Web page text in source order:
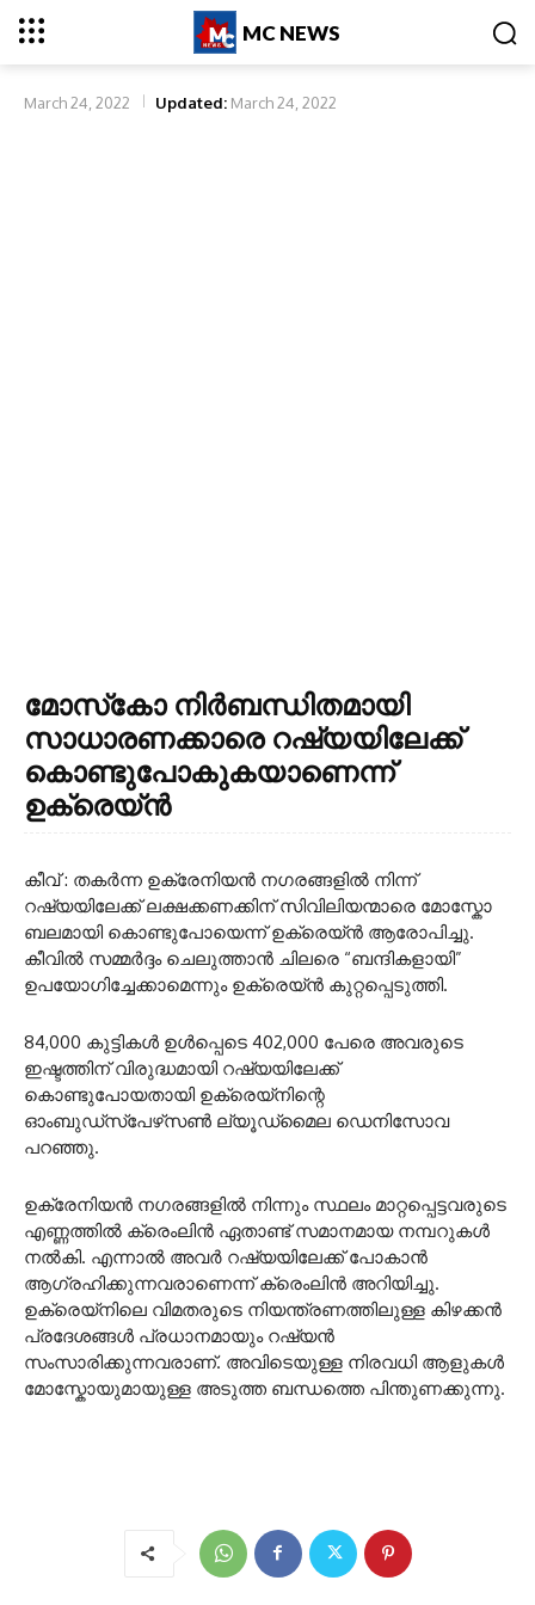
MC NEWS
March 24, 2022 Updated: March 24, 2022
മോസ്‌കോ നിർബന്ധിതമായി
സാധാരണക്കാരെ റഷ്യയിലേക്ക്
കൊണ്ടുപോകുകയാണെന്ന്
ഉക്രെയ്‌ൻ
കീവ് : തകർന്ന ഉക്രേനിയൻ നഗരങ്ങളിൽ നിന്ന്
റഷ്യയിലേക്ക് ലക്ഷക്കണക്കിന് സിവിലിയന്മാരെ മോസ്കോ
ബലമായി കൊണ്ടുപോയെന്ന് ഉക്രെയ്ൻ ആരോപിച്ചു.
കീവിൽ സമ്മർദ്ദം ചെലുത്താൻ ചിലരെ “ബന്ദികളായി”
ഉപയോഗിച്ചേക്കാമെന്നും ഉക്രെയ്ൻ കുറ്റപ്പെടുത്തി.
84,000 കുട്ടികൾ ഉൾപ്പെടെ 402,000 പേരെ അവരുടെ
ഇഷ്ടത്തിന് വിരുദ്ധമായി റഷ്യയിലേക്ക്
കൊണ്ടുപോയതായി ഉക്രെയ്നിന്റെ
ഓംബുഡ്‌സ്‌പേഴ്‌സൺ ല്യൂഡ്‌മൈല ഡെനിസോവ
പറഞ്ഞു.
ഉക്രേനിയൻ നഗരങ്ങളിൽ നിന്നും സ്ഥലം മാറ്റപ്പെട്ടവരുടെ
എണ്ണത്തിൽ ക്രെംലിൻ ഏതാണ്ട് സമാനമായ നമ്പറുകൾ
നൽകി. എന്നാൽ അവർ റഷ്യയിലേക്ക് പോകാൻ
ആഗ്രഹിക്കുന്നവരാണെന്ന് ക്രെംലിൻ അറിയിച്ചു.
ഉക്രെയ്നിലെ വിമതരുടെ നിയന്ത്രണത്തിലുള്ള കിഴക്കൻ
പ്രദേശങ്ങൾ പ്രധാനമായും റഷ്യൻ
സംസാരിക്കുന്നവരാണ്. അവിടെയുള്ള നിരവധി ആളുകൾ
മോസ്കോയുമായുള്ള അടുത്ത ബന്ധത്തെ പിന്തുണക്കുന്നു.